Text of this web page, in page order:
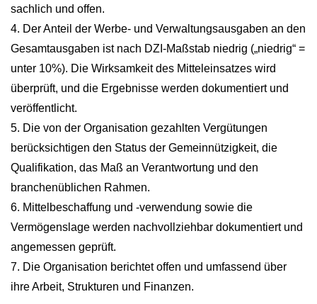
sachlich und offen.
4. Der Anteil der Werbe- und Verwaltungsausgaben an den
Gesamtausgaben ist nach DZI-Maßstab niedrig („niedrig“ =
unter 10%). Die Wirksamkeit des Mitteleinsatzes wird
überprüft, und die Ergebnisse werden dokumentiert und
veröffentlicht.
5. Die von der Organisation gezahlten Vergütungen
berücksichtigen den Status der Gemeinnützigkeit, die
Qualifikation, das Maß an Verantwortung und den
branchenüblichen Rahmen.
6. Mittelbeschaffung und -verwendung sowie die
Vermögenslage werden nachvollziehbar dokumentiert und
angemessen geprüft.
7. Die Organisation berichtet offen und umfassend über
ihre Arbeit, Strukturen und Finanzen.